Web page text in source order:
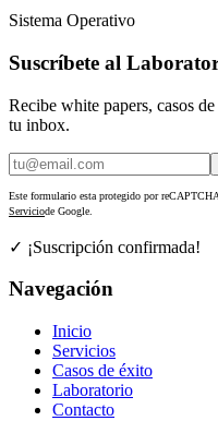
Sistema Operativo
Suscríbete al
Recibe white papers, casos
tu inbox.
Este formulario esta protegido por
Serviciode Google.
✓ ¡Suscripción confirmada!
Navegación
Inicio
Servicios
Casos de éxito
Laboratorio
Contacto